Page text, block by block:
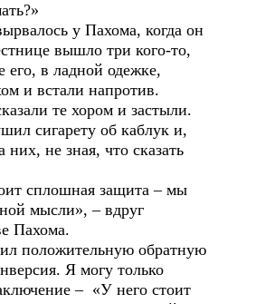
у Пахома, когда он
вышло три кого-то,
его, в ладной одежке,
и встали напротив.
те хором и застыли.
сигарету об каблук и,
них, не зная, что сказать
сплошная защита – мы
мысли», – вдруг
Пахома.
обратную
Я могу только
– «У него стоит